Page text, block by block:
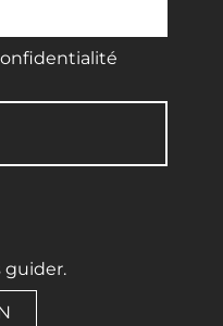
guider.